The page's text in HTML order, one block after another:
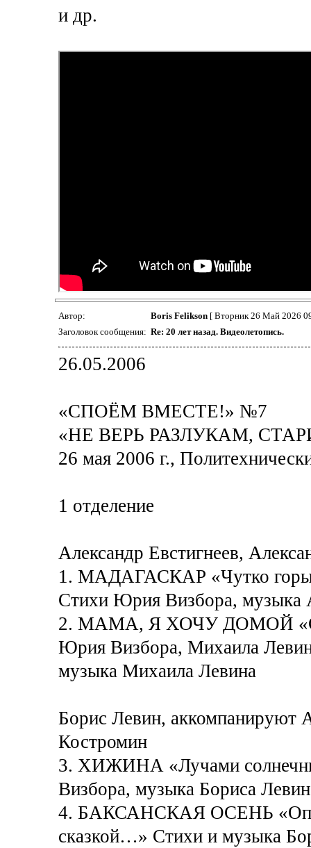
и др.
Автор: Boris Felikson[ Вторник 26 Май 2026
Заголовок сообщения: Re: 20 лет назад. Видеолетопись.
26.05.2006
«СПОЁМ ВМЕСТЕ!» №7
«НЕ ВЕРЬ РАЗЛУКАМ,
26 мая 2006 г.,
1 отделение
Александр Евстигнеев,
1. МАДАГАСКАР «Чутко горы
Стихи Юрия Визбора, музыка
2. МАМА, Я ХОЧУ ДОМОЙ
Юрия Визбора, Михаила
музыка Михаила Левина
Борис Левин, аккомпанируют
Костромин
3. ХИЖИНА «Лучами
Визбора, музыка Бориса
4. БАКСАНСКАЯ ОСЕНЬ
сказкой…» Стихи и музыка